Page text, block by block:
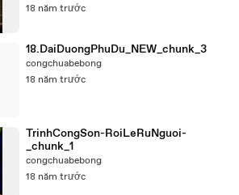
18 năm trước
18.DaiDuongPhuDu_NEW_chunk_3
congchuabebong
18 năm trước
TrinhCongSon-RoiLeRuNguoi-
_chunk_1
congchuabebong
18 năm trước